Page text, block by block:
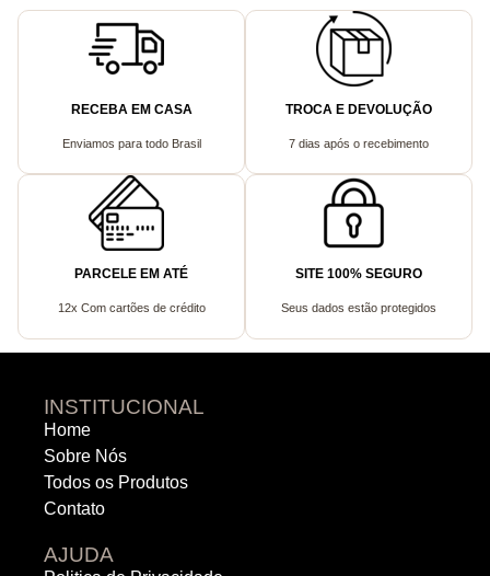
RECEBA EM CASA
Enviamos para todo Brasil
TROCA E DEVOLUÇÃO
7 dias após o recebimento
PARCELE EM ATÉ
12x Com cartões de crédito
SITE 100% SEGURO
Seus dados estão protegidos
INSTITUCIONAL
Home
Sobre Nós
Todos os Produtos
Contato
AJUDA